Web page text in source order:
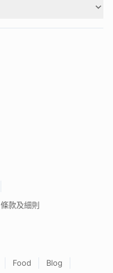
條款及細則
Food Blog